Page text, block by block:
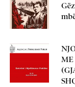
ME